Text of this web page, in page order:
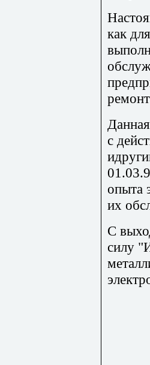
как
с
опыта
их
С
силу